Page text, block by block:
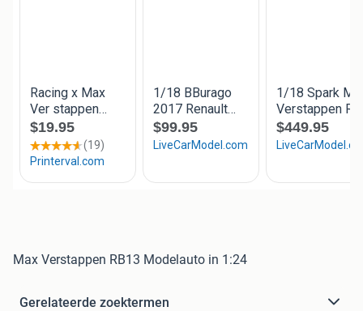
Max Verstappen RB13 Modelauto in 1:24
Gerelateerde zoektermen